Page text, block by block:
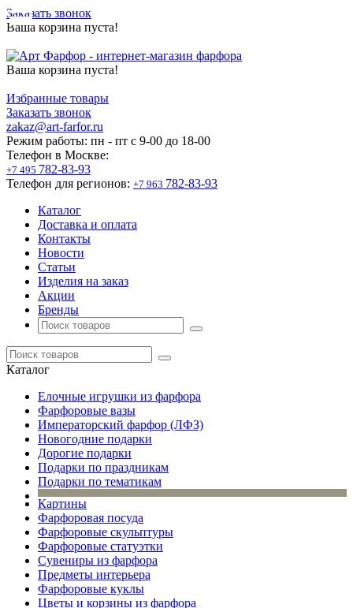
Заказать звонок
Ваша корзина пуста!
Ваша корзина пуста!
Избранные товары
Заказать звонок
zakaz@art-farfor.ru
Режим работы: пн - пт c 9-00 до 18-00
Телефон в Москве:
+7 495 782-83-93
Телефон для регионов: +7 963 782-83-93
Каталог
Доставка и оплата
Контакты
Новости
Статьи
Изделия на заказ
Акции
Бренды
Каталог
Елочные игрушки из фарфора
Фарфоровые вазы
Императорский фарфор (ЛФЗ)
Новогодние подарки
Дорогие подарки
Подарки по праздникам
Подарки по тематикам
Картины
Фарфоровая посуда
Фарфоровые скульптуры
Фарфоровые статуэтки
Сувениры из фарфора
Предметы интерьера
Фарфоровые куклы
Цветы и корзины из фарфора